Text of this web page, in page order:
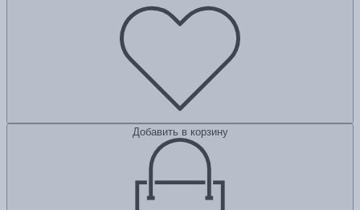
Добавить в корзину